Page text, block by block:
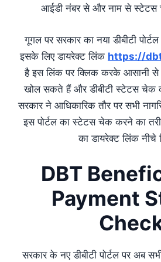
आईडी नंबर से और नाम से
गूगल पर सरकार का नया डीबीटी
इसके लिए डायरेक्ट लिंक https://
है इस लिंक पर क्लिक करके आसानी से
खोल सकते हैं और डीबीटी स्टेटस
सरकार ने आधिकारिक तौर पर सभी
इस पोर्टल का स्टेटस चेक करने का
का डायरेक्ट लिंक नीचे
DBT
Payment
सरकार के नए डीबीटी पोर्टल पर अब